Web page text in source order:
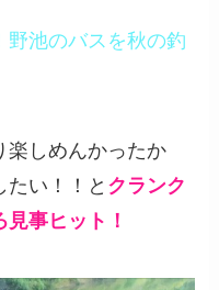
野池のバスを秋の釣
楽しめんかったか
たい！！と クランク
事ヒット！